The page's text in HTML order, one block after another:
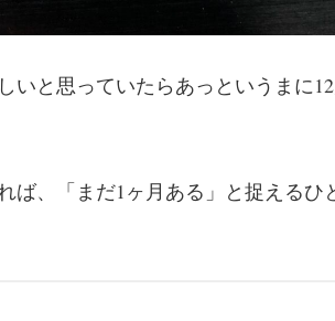
いと思っていたらあっというまに
ば、「まだ1ヶ月ある」と捉えるひ